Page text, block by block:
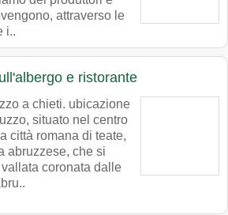
attraverso le
i..
e ristorante
a chieti. ubicazione
situato nel centro
città romana di teate,
abruzzese, che si
coronata dalle